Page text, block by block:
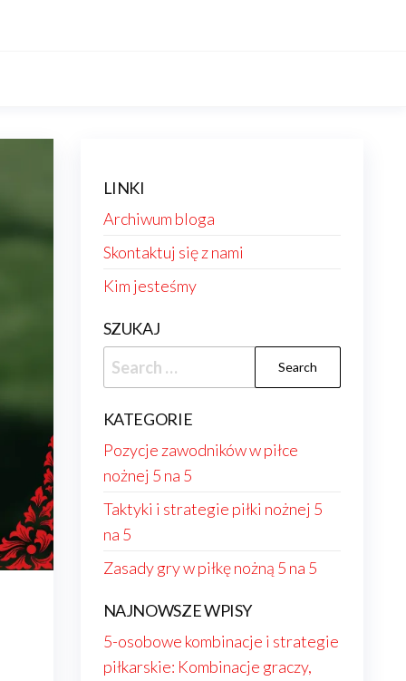
LINKI
Archiwum bloga
Skontaktuj się z nami
Kim jesteśmy
SZUKAJ
Search
for:
KATEGORIE
Pozycje zawodników w piłce
nożnej 5 na 5
Taktyki i strategie piłki nożnej 5
na 5
Zasady gry w piłkę nożną 5 na 5
NAJNOWSZE WPISY
5-osobowe kombinacje i strategie
piłkarskie: Kombinacje graczy,